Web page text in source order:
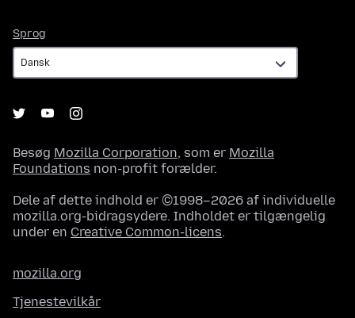
Sprog
Besøg Mozilla Corporation, som er Mozilla
Foundations non-profit forælder.
Dele af dette indhold er ©1998–2026 af individuelle
mozilla.org-bidragsydere. Indholdet er tilgængelig
under en Creative Common-licens.
mozilla.org
Tjenestevilkår